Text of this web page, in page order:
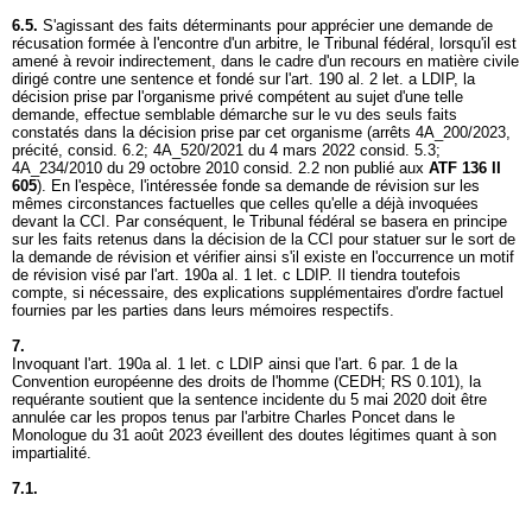
6.5. S'agissant des faits déterminants pour apprécier une demande de
récusation formée à l'encontre d'un arbitre, le Tribunal fédéral, lorsqu'il est
amené à revoir indirectement, dans le cadre d'un recours en matière civile
dirigé contre une sentence et fondé sur l'art. 190 al. 2 let. a LDIP, la
décision prise par l'organisme privé compétent au sujet d'une telle
demande, effectue semblable démarche sur le vu des seuls faits
constatés dans la décision prise par cet organisme (arrêts 4A_200/2023,
précité, consid. 6.2; 4A_520/2021 du 4 mars 2022 consid. 5.3;
4A_234/2010 du 29 octobre 2010 consid. 2.2 non publié aux ATF 136 II
605). En l'espèce, l'intéressée fonde sa demande de révision sur les
mêmes circonstances factuelles que celles qu'elle a déjà invoquées
devant la CCI. Par conséquent, le Tribunal fédéral se basera en principe
sur les faits retenus dans la décision de la CCI pour statuer sur le sort de
la demande de révision et vérifier ainsi s'il existe en l'occurrence un motif
de révision visé par l'art. 190a al. 1 let. c LDIP. Il tiendra toutefois
compte, si nécessaire, des explications supplémentaires d'ordre factuel
fournies par les parties dans leurs mémoires respectifs.
7.
Invoquant l'art. 190a al. 1 let. c LDIP ainsi que l'art. 6 par. 1 de la
Convention européenne des droits de l'homme (CEDH; RS 0.101), la
requérante soutient que la sentence incidente du 5 mai 2020 doit être
annulée car les propos tenus par l'arbitre Charles Poncet dans le
Monologue du 31 août 2023 éveillent des doutes légitimes quant à son
impartialité.
7.1.